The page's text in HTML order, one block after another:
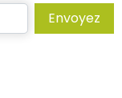
Envoyez